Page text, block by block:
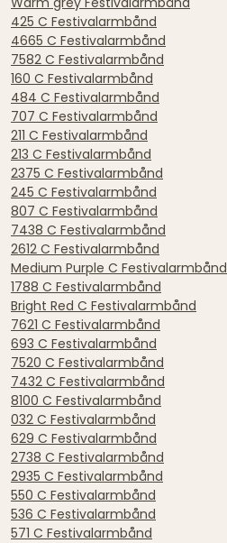
425 C Festivalarmbånd
4665 C Festivalarmbånd
7582 C Festivalarmbånd
160 C Festivalarmbånd
484 C Festivalarmbånd
707 C Festivalarmbånd
211 C Festivalarmbånd
213 C Festivalarmbånd
2375 C Festivalarmbånd
245 C Festivalarmbånd
807 C Festivalarmbånd
7438 C Festivalarmbånd
2612 C Festivalarmbånd
Medium Purple C Festivalarmbånd
1788 C Festivalarmbånd
Bright Red C Festivalarmbånd
7621 C Festivalarmbånd
693 C Festivalarmbånd
7520 C Festivalarmbånd
7432 C Festivalarmbånd
8100 C Festivalarmbånd
032 C Festivalarmbånd
629 C Festivalarmbånd
2738 C Festivalarmbånd
2935 C Festivalarmbånd
550 C Festivalarmbånd
536 C Festivalarmbånd
571 C Festivalarmbånd